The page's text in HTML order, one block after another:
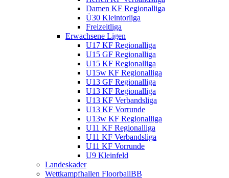
Damen KF Regionalliga
Ü30 Kleintorliga
Freizeitliga
Erwachsene Ligen
U17 KF Regionalliga
U15 GF Regionalliga
U15 KF Regionalliga
U15w KF Regionalliga
U13 GF Regionalliga
U13 KF Regionalliga
U13 KF Verbandsliga
U13 KF Vorrunde
U13w KF Regionalliga
U11 KF Regionalliga
U11 KF Verbandsliga
U11 KF Vorrunde
U9 Kleinfeld
Landeskader
Wettkampfhallen FloorballBB